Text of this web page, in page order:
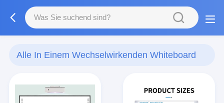
Alle In Einem Wechselwirkenden Whiteboard